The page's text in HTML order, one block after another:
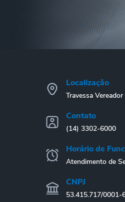
Localização
Travessa
Contato
(14) 3302-6000
Horário de
Atendimento de
CNPJ
53.415.717/0001-